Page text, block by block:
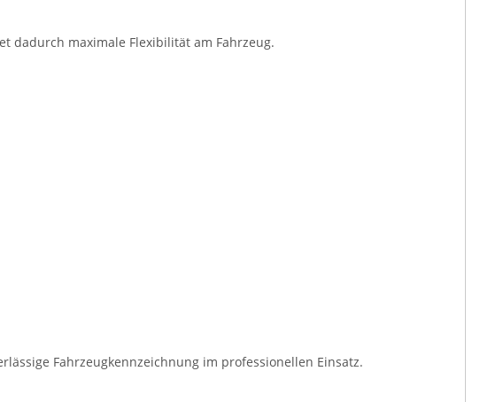
dadurch maximale Flexibilität am Fahrzeug.
Fahrzeugkennzeichnung im professionellen Einsatz.